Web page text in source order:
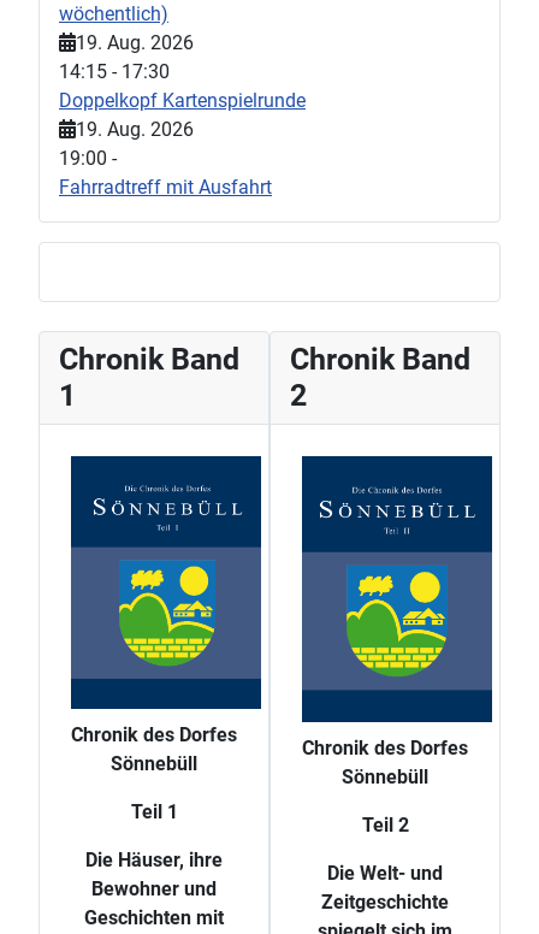
wöchentlich)
19. Aug. 2026
14:15 - 17:30
Doppelkopf Kartenspielrunde
19. Aug. 2026
19:00 -
Fahrradtreff mit Ausfahrt
Chronik Band
1
Chronik des Dorfes
Sönnebüll
Teil 1
Die Häuser, ihre
Bewohner und
Geschichten mit
Chronik Band
2
Chronik des Dorfes
Sönnebüll
Teil 2
Die Welt- und
Zeitgeschichte